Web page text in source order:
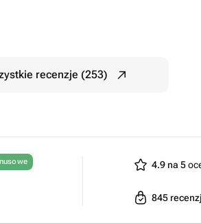
recenzje (253)
4.9 na 5
845